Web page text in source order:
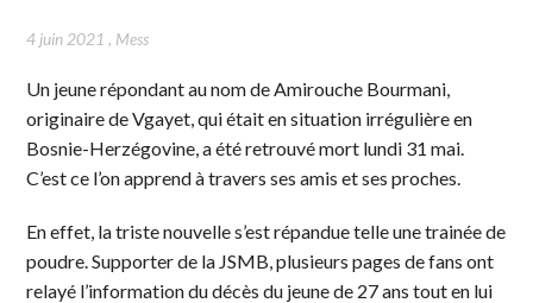
4 juin 2021 , Mess
Un jeune répondant au nom de Amirouche Bourmani,
originaire de Vgayet, qui était en situation irrégulière en
Bosnie-Herzégovine, a été retrouvé mort lundi 31 mai.
C’est ce l’on apprend à travers ses amis et ses proches.
En effet, la triste nouvelle s’est répandue telle une trainée de
poudre. Supporter de la JSMB, plusieurs pages de fans ont
relayé l’information du décès du jeune de 27 ans tout en lui